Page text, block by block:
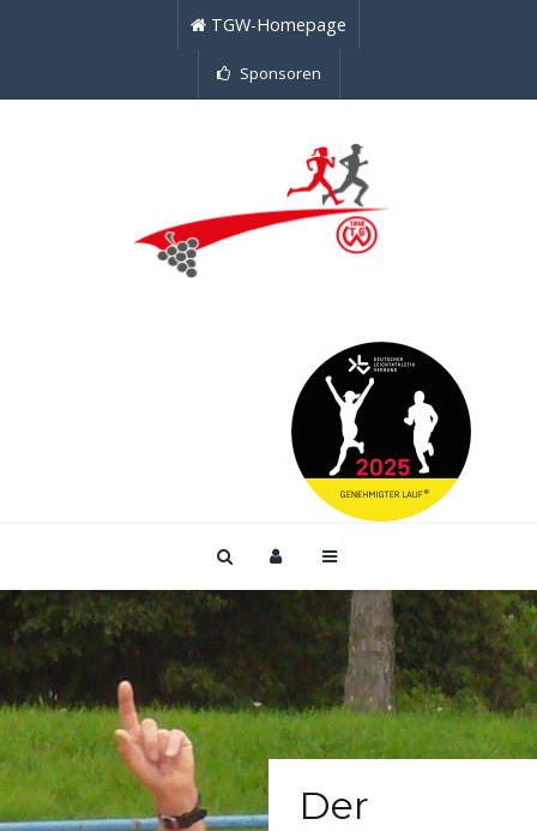
TGW-Homepage
Sponsoren
Der